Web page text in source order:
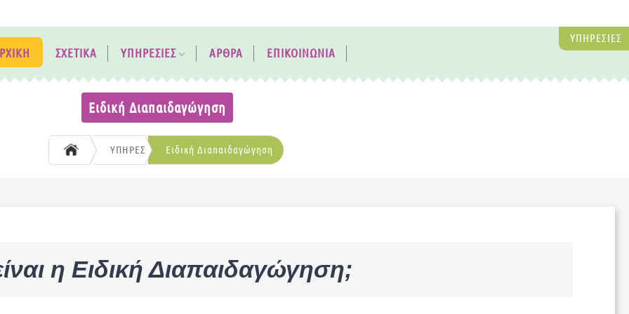
ΥΠΗΡΕΣΙΕΣ
ΣΧΕΤΙΚΑ ΥΠΗΡΕΣΙΕΣ ΑΡΘΡΑ ΕΠΙΚΟΙΝΩΝΙΑ
Ειδική Διαπαιδαγώγηση
ΥΠΗΡΕΣΙΕΣ Ειδική Διαπαιδαγώγηση
η Ειδική Διαπαιδαγώγηση;